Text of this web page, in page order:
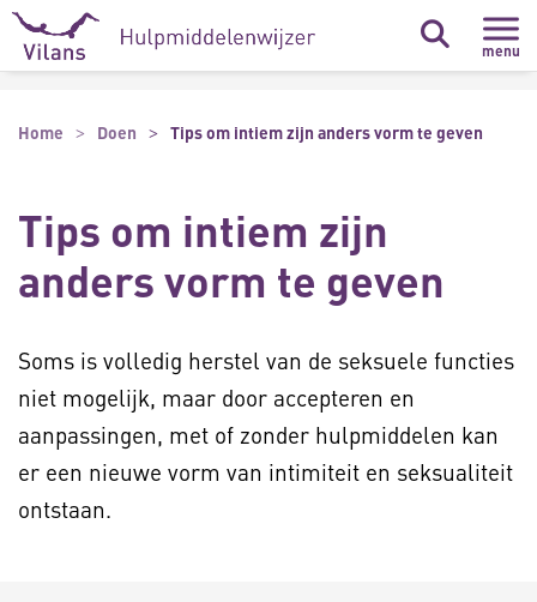
Naar hoofdinhoud
Naar footer
menu
Home Doen Tips om intiem zijn anders vorm te geven
Tips om intiem zijn
anders vorm te geven
Soms is volledig herstel van de seksuele functies
niet mogelijk, maar door accepteren en
aanpassingen, met of zonder hulpmiddelen kan
er een nieuwe vorm van intimiteit en seksualiteit
ontstaan.